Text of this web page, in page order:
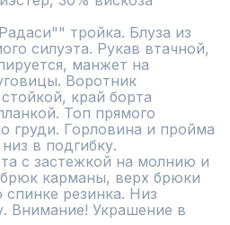
тройка. Блуза из
силуэта. Рукав втачной,
манжет на
Воротник
край борта
Топ прямого
груди. Горловина и пройма
в подгибку.
с застежкой на молнию и
карманы, верх брюки
резинка. Низ
Внимание! Украшение в